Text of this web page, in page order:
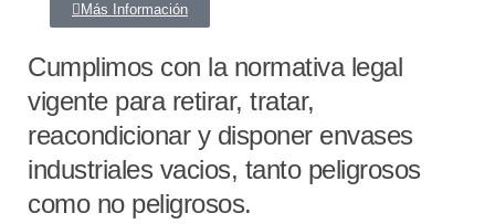
Más Información
Cumplimos con la normativa legal
vigente para retirar, tratar,
reacondicionar y disponer envases
industriales vacios, tanto peligrosos
como no peligrosos.